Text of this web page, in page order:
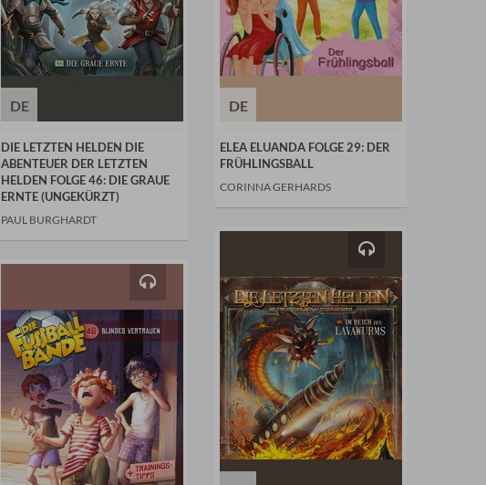
DE
DIE LETZTEN HELDEN DIE
ABENTEUER DER LETZTEN
HELDEN FOLGE 46: DIE GRAUE
ERNTE (UNGEKÜRZT)
PAUL BURGHARDT
DE
ELEA ELUANDA FOLGE 29: DER
FRÜHLINGSBALL
CORINNA GERHARDS